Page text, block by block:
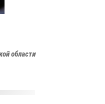
области